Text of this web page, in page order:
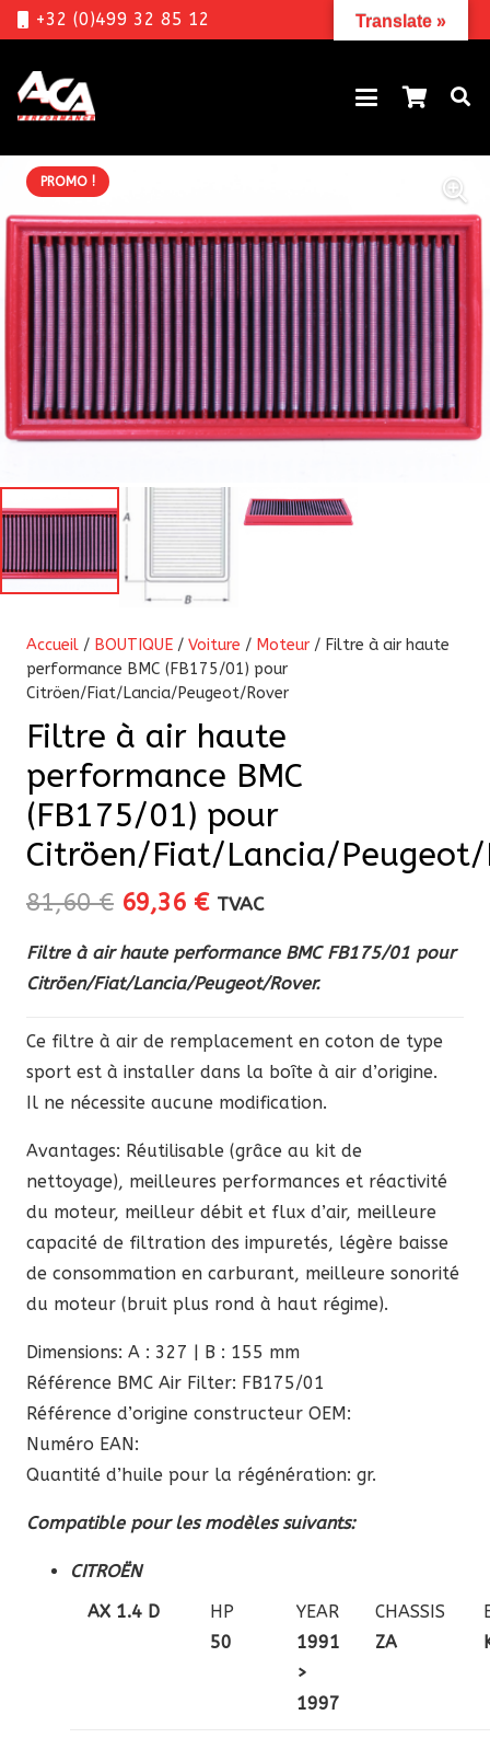
+32 (0)499 32 85 12
PROMO !
Accueil / BOUTIQUE / Voiture / Moteur / Filtre à air haute
performance BMC (FB175/01) pour
Citröen/Fiat/Lancia/Peugeot/Rover
Filtre à air haute
performance BMC
(FB175/01) pour
Citröen/Fiat/Lancia/Peugeot/
81,60€ Le
initial
était :
69,36 €Le
actuel
est :
TVAC
Filtre à air haute performance BMC FB175/01 pour
Citröen/Fiat/Lancia/Peugeot/Rover.
Ce filtre à air de remplacement en coton de type
sport est à installer dans la boîte à air d’origine.
Il ne nécessite aucune modification.
Avantages: Réutilisable (grâce au kit de
nettoyage), meilleures performances et réactivité
du moteur, meilleur débit et flux d’air, meilleure
capacité de filtration des impuretés, légère baisse
de consommation en carburant, meilleure sonorité
du moteur (bruit plus rond à haut régime).
Dimensions: A : 327 | B : 155 mm
Référence BMC Air Filter: FB175/01
Référence d’origine constructeur OEM:
Numéro EAN:
Quantité d’huile pour la régénération: gr.
Compatible pour les modèles suivants:
CITROËN
AX 1.4 D
HP
50
YEAR
1991
>
1997
CHASSIS
ZA
Translate »